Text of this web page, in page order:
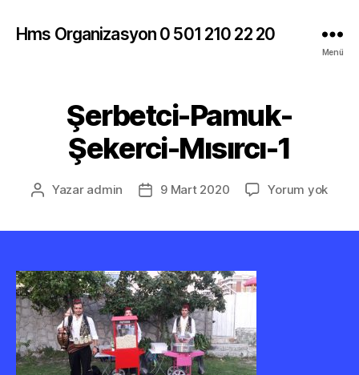
Hms Organizasyon 0 501 210 22 20
Menü
Şerbetci-Pamuk-
Şekerci-Mısırcı-1
Yazının
Yazar admin
Yazı9 Mart 2020 Yorum yok